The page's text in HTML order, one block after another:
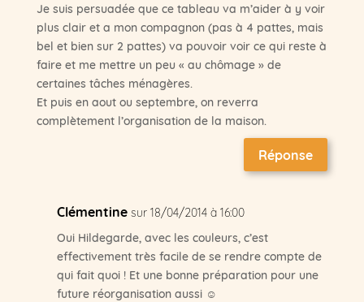
Je suis persuadée que ce tableau va m’aider à y voir
plus clair et a mon compagnon (pas à 4 pattes, mais
bel et bien sur 2 pattes) va pouvoir voir ce qui reste à
faire et me mettre un peu « au chômage » de
certaines tâches ménagères.
Et puis en aout ou septembre, on reverra
complètement l’organisation de la maison.
Réponse
Clémentine sur 18/04/2014 à 16:00
Oui Hildegarde, avec les couleurs, c’est
effectivement très facile de se rendre compte de
qui fait quoi ! Et une bonne préparation pour une
future réorganisation aussi ☺